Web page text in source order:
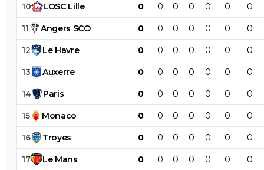
10 LOSC Lille 0 0 0 0 0 0 0
11 Angers SCO 0 0 0 0 0 0 0
12 Le Havre 0 0 0 0 0 0 0
13 Auxerre 0 0 0 0 0 0 0
14 Paris 0 0 0 0 0 0 0
15 Monaco 0 0 0 0 0 0 0
16 Troyes 0 0 0 0 0 0 0
17 Le Mans 0 0 0 0 0 0 0